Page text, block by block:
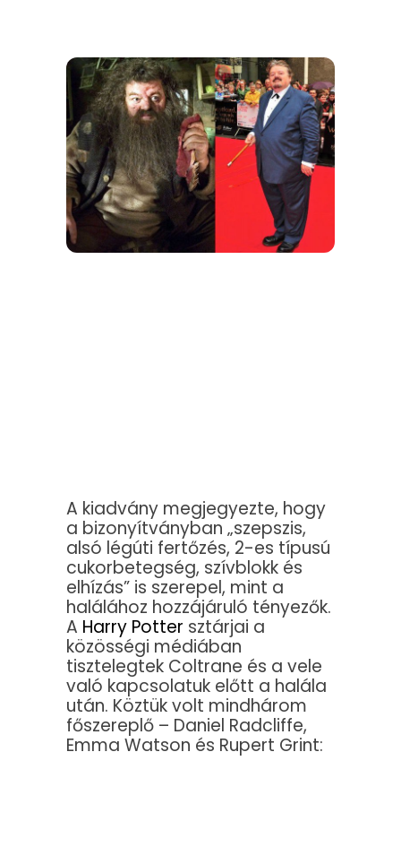
A kiadvány megjegyezte, hogy
a bizonyítványban „szepszis,
alsó légúti fertőzés, 2-es típusú
cukorbetegség, szívblokk és
elhízás” is szerepel, mint a
halálához hozzájáruló tényezők.
A Harry Potter sztárjai a
közösségi médiában
tisztelegtek Coltrane és a vele
való kapcsolatuk előtt a halála
után. Köztük volt mindhárom
főszereplő – Daniel Radcliffe,
Emma Watson és Rupert Grint: